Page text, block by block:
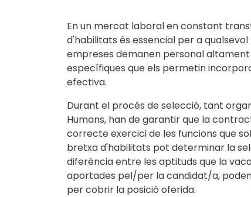
En un mercat laboral en constant
d'habilitats és essencial per a
empreses demanen personal
específiques que els permetin
efectiva.
Durant el procés de selecció, tant
Humans, han de garantir que la
correcte exercici de les funcions que
bretxa d'habilitats pot determinar la
diferència entre les aptituds que la
aportades pel/per la candidat/a,
per cobrir la posició oferida.